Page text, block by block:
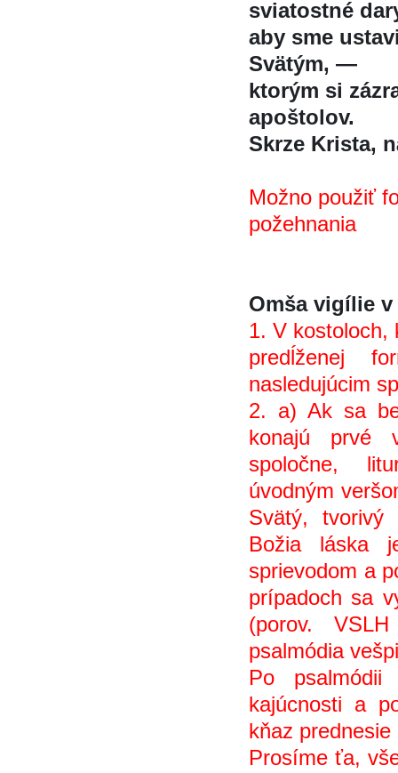
sviatostné
aby sme
Svätým, —
ktorým si
apoštolov.
Skrze Krista,
Možno použiť
požehnania
Omša vigílie
1. V kostoloch,
predĺženej
nasledujúcim
2. a) Ak sa
konajú prvé
spoločne,
úvodným
Svätý, tvorivý
Božia láska
sprievodom a
prípadoch sa
(porov.
psalmódia
Po
kajúcnosti a
kňaz prednesie
Prosíme ťa,